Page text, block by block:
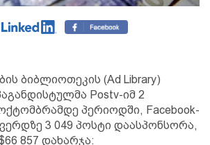
ბიბლიოთეკის (Ad Library)
Postv-იმ 2
პერიოდში, Facebook-
3 049 პოსტი დაასპონსორა,
857 დახარჯა: